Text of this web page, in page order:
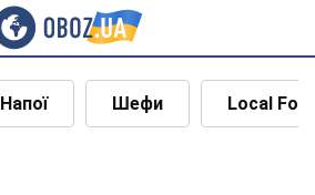
Напої Шефи Local